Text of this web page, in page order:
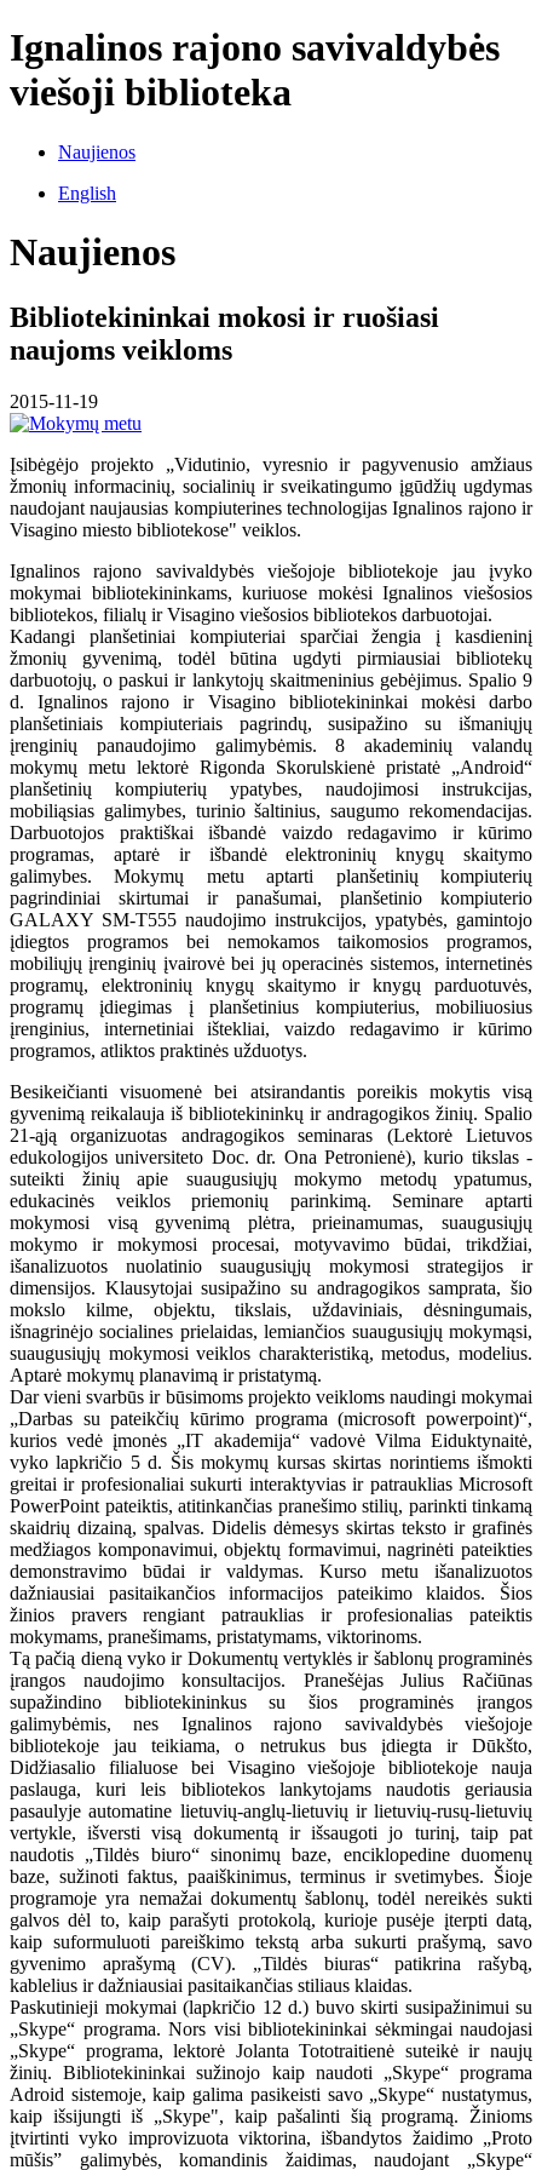
Ignalinos rajono savivaldybės
viešoji biblioteka
Naujienos
English
Naujienos
Bibliotekininkai mokosi ir ruošiasi
naujoms veikloms
2015-11-19
Įsibėgėjo projekto „Vidutinio, vyresnio ir pagyvenusio amžiaus
žmonių informacinių, socialinių ir sveikatingumo įgūdžių ugdymas
naudojant naujausias kompiuterines technologijas Ignalinos rajono ir
Visagino miesto bibliotekose" veiklos.
Ignalinos rajono savivaldybės viešojoje bibliotekoje jau įvyko
mokymai bibliotekininkams, kuriuose mokėsi Ignalinos viešosios
bibliotekos, filialų ir Visagino viešosios bibliotekos darbuotojai.
Kadangi planšetiniai kompiuteriai sparčiai žengia į kasdieninį
žmonių gyvenimą, todėl būtina ugdyti pirmiausiai bibliotekų
darbuotojų, o paskui ir lankytojų skaitmeninius gebėjimus. Spalio 9
d. Ignalinos rajono ir Visagino bibliotekininkai mokėsi darbo
planšetiniais kompiuteriais pagrindų, susipažino su išmaniųjų
įrenginių panaudojimo galimybėmis. 8 akademinių valandų
mokymų metu lektorė Rigonda Skorulskienė pristatė „Android“
planšetinių kompiuterių ypatybes, naudojimosi instrukcijas,
mobiliąsias galimybes, turinio šaltinius, saugumo rekomendacijas.
Darbuotojos praktiškai išbandė vaizdo redagavimo ir kūrimo
programas, aptarė ir išbandė elektroninių knygų skaitymo
galimybes. Mokymų metu aptarti planšetinių kompiuterių
pagrindiniai skirtumai ir panašumai, planšetinio kompiuterio
GALAXY SM-T555 naudojimo instrukcijos, ypatybės, gamintojo
įdiegtos programos bei nemokamos taikomosios programos,
mobiliųjų įrenginių įvairovė bei jų operacinės sistemos, internetinės
programų, elektroninių knygų skaitymo ir knygų parduotuvės,
programų įdiegimas į planšetinius kompiuterius, mobiliuosius
įrenginius, internetiniai ištekliai, vaizdo redagavimo ir kūrimo
programos, atliktos praktinės užduotys.
Besikeičianti visuomenė bei atsirandantis poreikis mokytis visą
gyvenimą reikalauja iš bibliotekininkų ir andragogikos žinių. Spalio
21-ąją organizuotas andragogikos seminaras (Lektorė Lietuvos
edukologijos universiteto Doc. dr. Ona Petronienė), kurio tikslas -
suteikti žinių apie suaugusiųjų mokymo metodų ypatumus,
edukacinės veiklos priemonių parinkimą. Seminare aptarti
mokymosi visą gyvenimą plėtra, prieinamumas, suaugusiųjų
mokymo ir mokymosi procesai, motyvavimo būdai, trikdžiai,
išanalizuotos nuolatinio suaugusiųjų mokymosi strategijos ir
dimensijos. Klausytojai susipažino su andragogikos samprata, šio
mokslo kilme, objektu, tikslais, uždaviniais, dėsningumais,
išnagrinėjo socialines prielaidas, lemiančios suaugusiųjų mokymąsi,
suaugusiųjų mokymosi veiklos charakteristiką, metodus, modelius.
Aptarė mokymų planavimą ir pristatymą.
Dar vieni svarbūs ir būsimoms projekto veikloms naudingi mokymai
„Darbas su pateikčių kūrimo programa (microsoft powerpoint)“,
kurios vedė įmonės „IT akademija“ vadovė Vilma Eiduktynaitė,
vyko lapkričio 5 d. Šis mokymų kursas skirtas norintiems išmokti
greitai ir profesionaliai sukurti interaktyvias ir patrauklias Microsoft
PowerPoint pateiktis, atitinkančias pranešimo stilių, parinkti tinkamą
skaidrių dizainą, spalvas. Didelis dėmesys skirtas teksto ir grafinės
medžiagos komponavimui, objektų formavimui, nagrinėti pateikties
demonstravimo būdai ir valdymas. Kurso metu išanalizuotos
dažniausiai pasitaikančios informacijos pateikimo klaidos. Šios
žinios pravers rengiant patrauklias ir profesionalias pateiktis
mokymams, pranešimams, pristatymams, viktorinoms.
Tą pačią dieną vyko ir Dokumentų vertyklės ir šablonų programinės
įrangos naudojimo konsultacijos. Pranešėjas Julius Račiūnas
supažindino bibliotekininkus su šios programinės įrangos
galimybėmis, nes Ignalinos rajono savivaldybės viešojoje
bibliotekoje jau teikiama, o netrukus bus įdiegta ir Dūkšto,
Didžiasalio filialuose bei Visagino viešojoje bibliotekoje nauja
paslauga, kuri leis bibliotekos lankytojams naudotis geriausia
pasaulyje automatine lietuvių-anglų-lietuvių ir lietuvių-rusų-lietuvių
vertykle, išversti visą dokumentą ir išsaugoti jo turinį, taip pat
naudotis „Tildės biuro“ sinonimų baze, enciklopedine duomenų
baze, sužinoti faktus, paaiškinimus, terminus ir svetimybes. Šioje
programoje yra nemažai dokumentų šablonų, todėl nereikės sukti
galvos dėl to, kaip parašyti protokolą, kurioje pusėje įterpti datą,
kaip suformuluoti pareiškimo tekstą arba sukurti prašymą, savo
gyvenimo aprašymą (CV). „Tildės biuras“ patikrina rašybą,
kablelius ir dažniausiai pasitaikančias stiliaus klaidas.
Paskutinieji mokymai (lapkričio 12 d.) buvo skirti susipažinimui su
„Skype“ programa. Nors visi bibliotekininkai sėkmingai naudojasi
„Skype“ programa, lektorė Jolanta Tototraitienė suteikė ir naujų
žinių. Bibliotekininkai sužinojo kaip naudoti „Skype“ programa
Adroid sistemoje, kaip galima pasikeisti savo „Skype“ nustatymus,
kaip išsijungti iš „Skype", kaip pašalinti šią programą. Žinioms
įtvirtinti vyko improvizuota viktorina, išbandytos žaidimo „Proto
mūšis” galimybės, komandinis žaidimas, naudojant „Skype“